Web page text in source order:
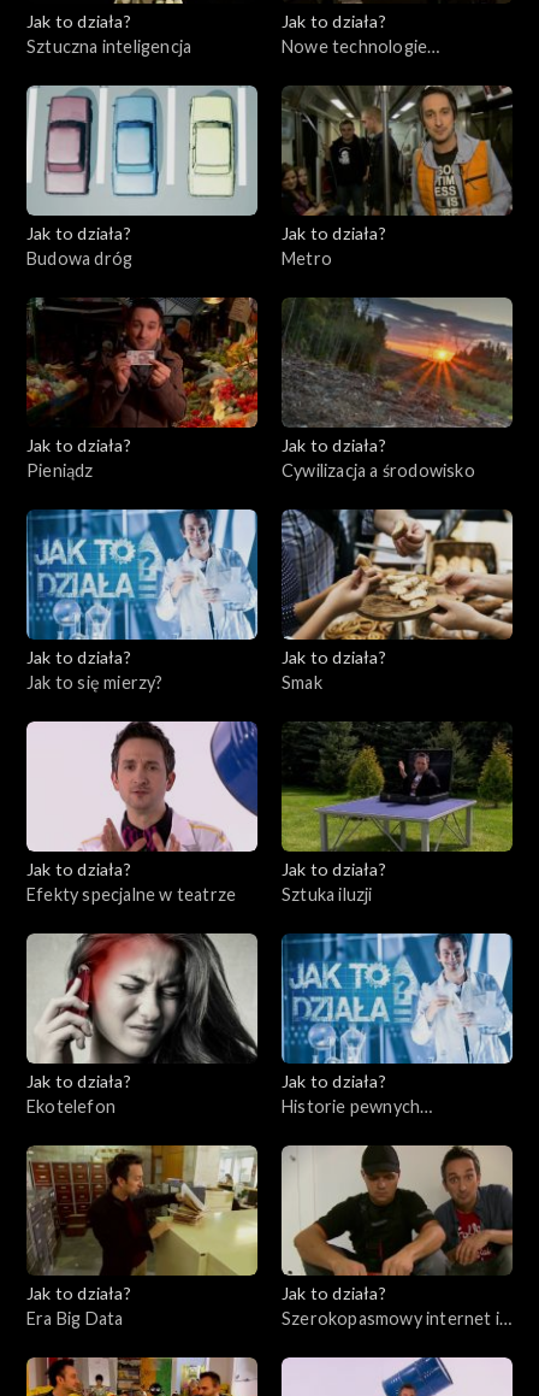
Jak to działa?
Sztuczna inteligencja
Jak to działa?
Nowe technologie
Jak to działa?
Budowa dróg
Jak to działa?
Metro
Jak to działa?
Pieniądz
Jak to działa?
Cywilizacja a środowisko
Jak to działa?
Jak to się mierzy?
Jak to działa?
Smak
Jak to działa?
Efekty specjalne w teatrze
Jak to działa?
Sztuka iluzji
Jak to działa?
Ekotelefon
Jak to działa?
Historie pewnych
Jak to działa?
Era Big Data
Jak to działa?
Szerokopasmowy internet i